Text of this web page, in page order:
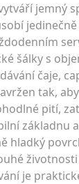
jemný
šálky s
čaje,
tak,
pití,
základnu
hladký
je